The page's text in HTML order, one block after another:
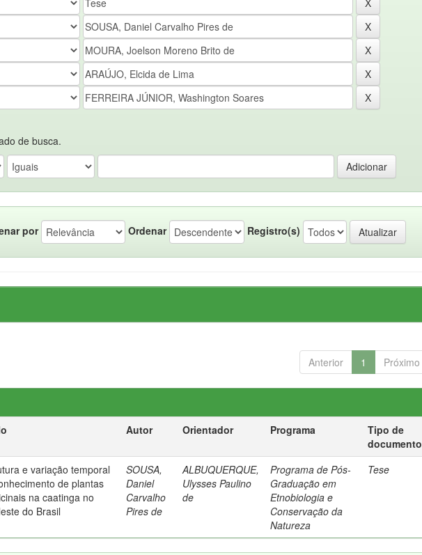
de busca.
por Ordenar Registro(s)
Anterior 1 Próximo
Autor Orientador Programa
Tipo de
documento
e variação temporal
de plantas
na caatinga no
do Brasil
SOUSA,
Daniel
Carvalho
Pires de
ALBUQUERQUE,
Ulysses Paulino
de
Programa de Pós-
Graduação em
Etnobiologia e
Conservação da
Natureza
Tese